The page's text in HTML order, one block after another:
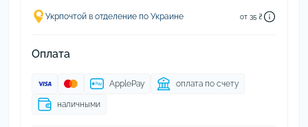
Укрпочтой в отделение по Украине от 35 ₴
Оплата
ApplePay оплата по счету
наличными